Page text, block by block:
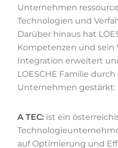
Unternehmen
Technologien und
Darüber hinaus hat
Kompetenzen und sein
Integration erweitert
LOESCHE Familie
Unternehmen gestärkt:
A TEC:ist ein
auf Optimierung und